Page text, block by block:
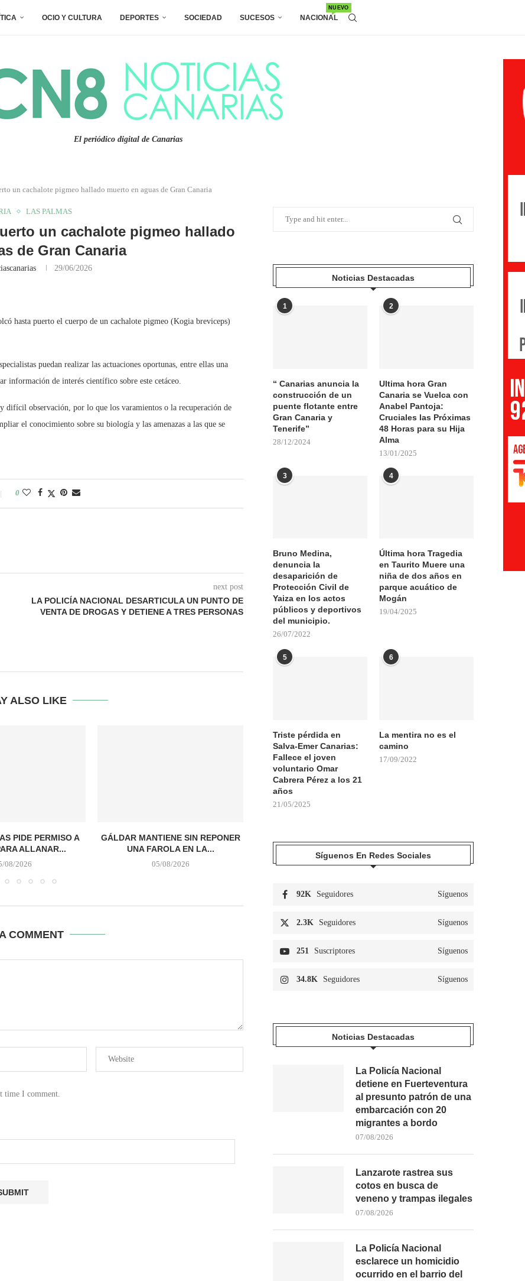
OCIO Y CULTURA DEPORTES SOCIEDAD SUCESOS NACIONAL
NUEVO
El periódico digital de Canarias
un cachalote pigmeo hallado muerto en aguas de Gran Canaria
LAS PALMAS
un cachalote pigmeo hallado
de Gran Canaria
29/06/2026
hasta puerto el cuerpo de un cachalote pigmeo (Kogia breviceps)
puedan realizar las actuaciones oportunas, entre ellas una
información de interés científico sobre este cetáceo.
difícil observación, por lo que los varamientos o la recuperación de
el conocimiento sobre su biología y las amenazas a las que se
0
next post
LA POLICÍA NACIONAL DESARTICULA UN PUNTO DE
VENTA DE DROGAS Y DETIENE A TRES PERSONAS
ALSO LIKE
PIDE PERMISO A
ALLANAR...
08/2026
GÁLDAR MANTIENE SIN REPONER
UNA FAROLA EN LA...
05/08/2026 05/08/2026 04/08/2026
COMMENT
time I comment.
Noticias Destacadas
1
“ Canarias anuncia la
construcción de un
puente flotante entre
Gran Canaria y
Tenerife”
28/12/2024
2
Ultima hora Gran
Canaria se Vuelca con
Anabel Pantoja:
Cruciales las Próximas
48 Horas para su Hija
Alma
13/01/2025
3
Bruno Medina,
denuncia la
desaparición de
Protección Civil de
Yaiza en los actos
públicos y deportivos
del municipio.
26/07/2022
4
Última hora Tragedia
en Taurito Muere una
niña de dos años en
parque acuático de
Mogán
19/04/2025
5
Triste pérdida en
Salva-Emer Canarias:
Fallece el joven
voluntario Omar
Cabrera Pérez a los 21
años
21/05/2025
6
La mentira no es el
camino
17/09/2022
Síguenos En Redes Sociales
92K Seguidores Síguenos
2.3K Seguidores Síguenos
251 Suscriptores Síguenos
34.8K Seguidores Síguenos
Noticias Destacadas
La Policía Nacional
detiene en Fuerteventura
al presunto patrón de una
embarcación con 20
migrantes a bordo
07/08/2026
Lanzarote rastrea sus
cotos en busca de
veneno y trampas ilegales
07/08/2026
La Policía Nacional
esclarece un homicidio
ocurrido en el barrio del